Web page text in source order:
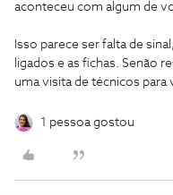
aconteceu com algum de
Isso parece ser falta de
ligados e as fichas. Senão
uma visita de técnicos para
1 pessoa gostou